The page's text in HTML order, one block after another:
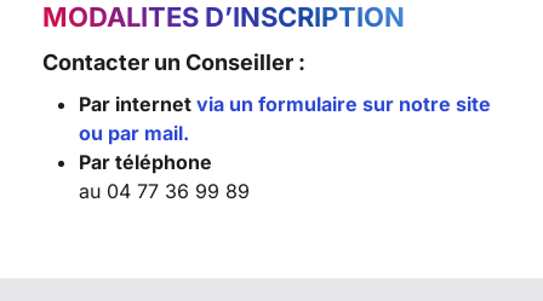
MODALITES D’INSCRIPTION
Contacter un Conseiller :
Par internet via un formulaire sur notre site
ou par mail.
Par téléphone
au 04 77 36 99 89